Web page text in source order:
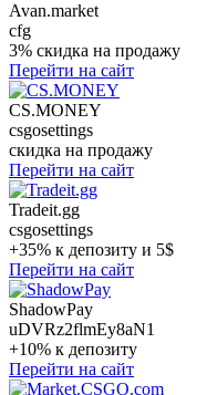
Avan.market
cfg
3% скидка на продажу
Перейти на сайт
CS.MONEY
csgosettings
скидка на продажу
Перейти на сайт
Tradeit.gg
csgosettings
+35% к депозиту и 5$
Перейти на сайт
ShadowPay
uDVRz2flmEy8aN1
+10% к депозиту
Перейти на сайт